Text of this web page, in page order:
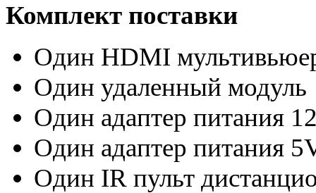
Комплект поставки
Один HDMI
Один удаленный модуль
Один адаптер питания
Один адаптер питания
Один IR пульт